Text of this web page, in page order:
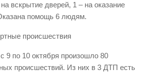
образовательных услуг
вскрытие дверей, 1 – на оказание
помощь 6 людям.
происшествия
9 по 10 октября произошло 80
происшествий. Из них в 3 ДТП есть